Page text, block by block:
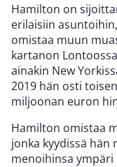
Hamilton on
erilaisiin
omistaa muun
kartanon
ainakin New
2019 hän osti
miljoonan euron
Hamilton omistaa
jonka kyydissä hän
menoihinsa ympäri